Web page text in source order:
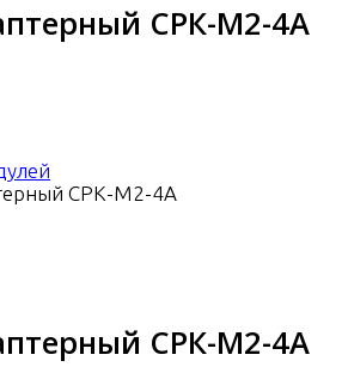
СРК-М2-4A
СРК-М2-4A
СРК-М2-4A